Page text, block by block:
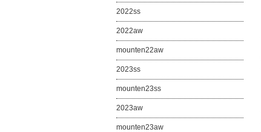
2022ss
2022aw
mounten22aw
2023ss
mounten23ss
2023aw
mounten23aw